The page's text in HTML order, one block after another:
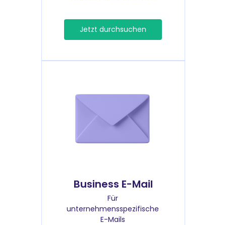
Jetzt durchsuchen
Business E-Mail
Für
unternehmensspezifische
E-Mails